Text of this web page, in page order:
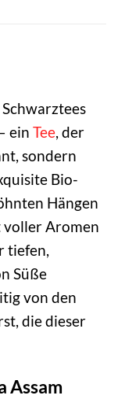
ein Tee , der
sondern
Bio-
Hängen
voller Aromen
tiefen,
Süße
von den
die dieser
Assam